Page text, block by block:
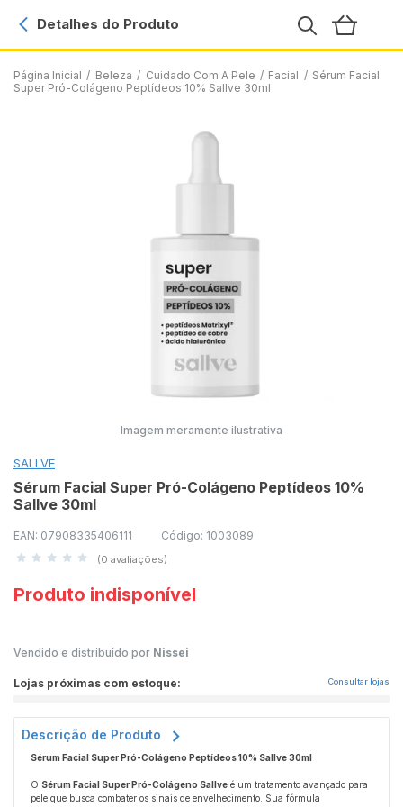
Página Inicial / Beleza / Cuidado Com A Pele / Facial / Sérum Facial
Super Pró-Colágeno Peptídeos 10% Sallve 30ml
Detalhes do Produto
Imagem meramente ilustrativa
SALLVE
Sérum Facial Super Pró-Colágeno Peptídeos 10%
Sallve 30ml
EAN: 07908335406111 Código: 1003089
(0 avaliações)
Produto indisponível
Vendido e distribuído por Nissei
Lojas próximas com estoque: Consultar lojas
Descrição de Produto
Sérum Facial Super Pró-Colágeno Peptídeos 10% Sallve 30ml
O Sérum Facial Super Pró-Colágeno Sallve é um tratamento avançado para
pele que busca combater os sinais de envelhecimento. Sua fórmula